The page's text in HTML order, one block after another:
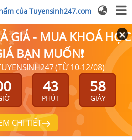
của Tuyensinh247.com
GIÁ - MUA KHOÁ HỌC
BẠN MUỐN❗
(TỪ 10-12/08)
43
PHÚT
58
GIÂY
CHI TIẾT